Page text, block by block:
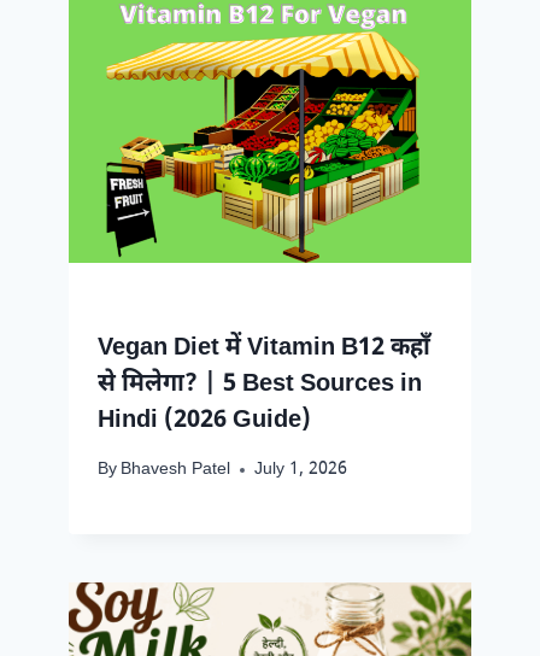
Vegan Diet में Vitamin B12 कहाँ
से मिलेगा? | 5 Best Sources in
Hindi (2026 Guide)
By Bhavesh Patel July 1, 2026